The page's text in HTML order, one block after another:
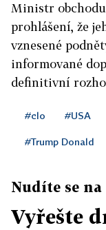
Ministr
prohlášení, že
vznesené
informované
definitivní
#clo #USA
#Trump Donald
Nudíte se na
Vyřešte